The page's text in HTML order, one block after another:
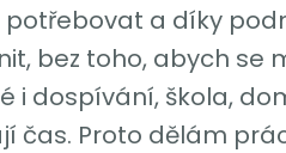
potřebovat a díky
bez toho, abych se
i dospívání, škola,
Proto dělám